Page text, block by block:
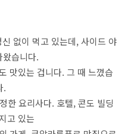
없이 먹고 있는데, 사이드 야
왔습니다.
맛있는 겁니다. 그 때 느꼈습
.
한 요리사다. 호텔, 콘도 빌딩
고 있는